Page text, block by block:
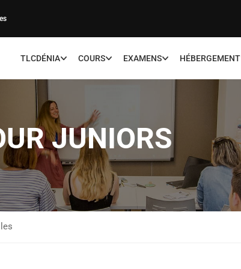
TLCDÉNIA COURS EXAMENS HÉBERGEMENT
JUNIORS